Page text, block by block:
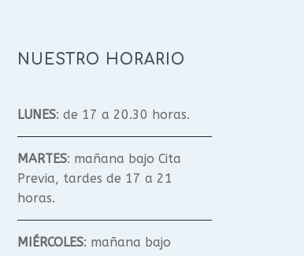
NUESTRO HORARIO
LUNES: de 17 a 20.30 horas.
MARTES: mañana bajo Cita
Previa, tardes de 17 a 21
horas.
MIÉRCOLES: mañana bajo